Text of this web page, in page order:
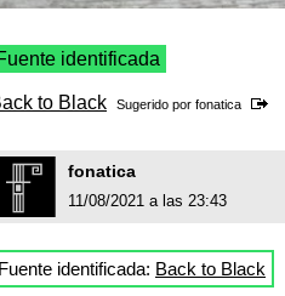
identificada
to Black Sugerido por fonatica
fonatica
11/08/2021 a las 23:43
Fuente identificada: Back to Black